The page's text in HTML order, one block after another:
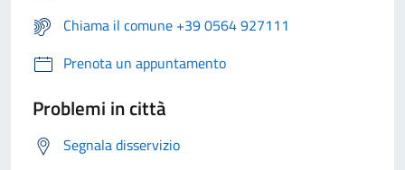
Chiama il comune +39 0564 927111
Prenota un appuntamento
Problemi in città
Segnala disservizio